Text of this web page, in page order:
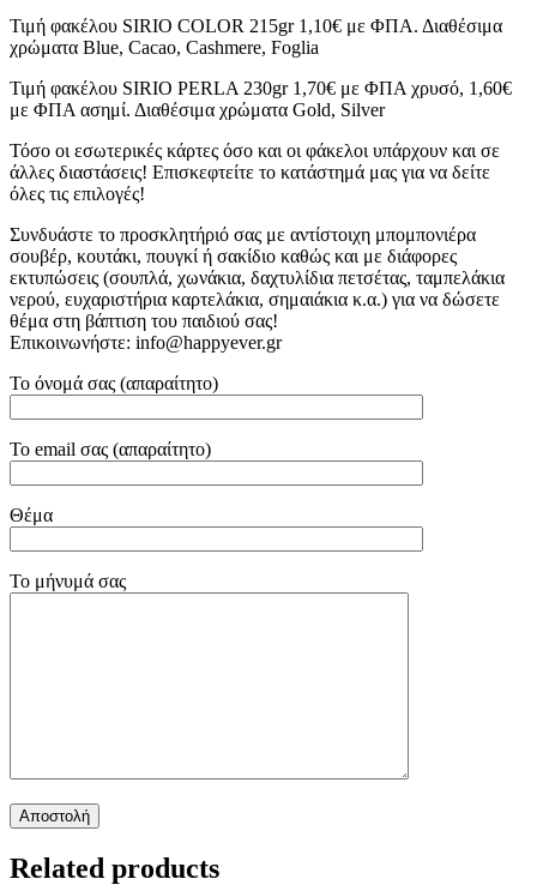
Τιμή φακέλου SIRIO COLOR 215gr 1,10€ με ΦΠΑ. Διαθέσιμα
χρώματα Blue, Cacao, Cashmere, Foglia
Τιμή φακέλου SIRIO PERLA 230gr 1,70€ με ΦΠΑ χρυσό, 1,60€
με ΦΠΑ ασημί. Διαθέσιμα χρώματα Gold, Silver
Τόσο οι εσωτερικές κάρτες όσο και οι φάκελοι υπάρχουν και σε
άλλες διαστάσεις! Επισκεφτείτε το κατάστημά μας για να δείτε
όλες τις επιλογές!
Συνδυάστε το προσκλητήριό σας με αντίστοιχη μπομπονιέρα
σουβέρ, κουτάκι, πουγκί ή σακίδιο καθώς και με διάφορες
εκτυπώσεις (σουπλά, χωνάκια, δαχτυλίδια πετσέτας, ταμπελάκια
νερού, ευχαριστήρια καρτελάκια, σημαιάκια κ.α.) για να δώσετε
θέμα στη βάπτιση του παιδιού σας!
Επικοινωνήστε: info@happyever.gr
Το όνομά σας (απαραίτητο)
Το email σας (απαραίτητο)
Θέμα
Το μήνυμά σας
Related products